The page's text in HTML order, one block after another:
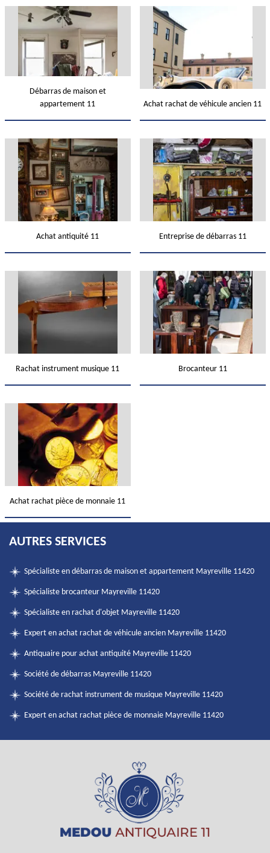
Débarras de maison et
appartement 11
Achat rachat de véhicule ancien 11
Achat antiquité 11 Entreprise de débarras 11
Rachat instrument musique 11 Brocanteur 11
Achat rachat pièce de monnaie 11
AUTRES SERVICES
Spécialiste en débarras de maison et appartement Mayreville 11420
Spécialiste brocanteur Mayreville 11420
Spécialiste en rachat d'objet Mayreville 11420
Expert en achat rachat de véhicule ancien Mayreville 11420
Antiquaire pour achat antiquité Mayreville 11420
Société de débarras Mayreville 11420
Société de rachat instrument de musique Mayreville 11420
Expert en achat rachat pièce de monnaie Mayreville 11420